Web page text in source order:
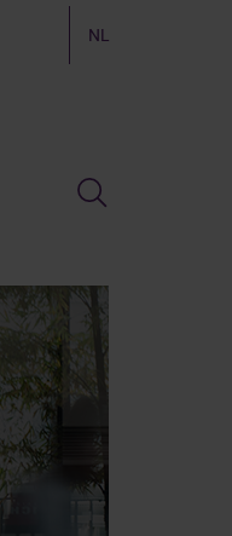
NL